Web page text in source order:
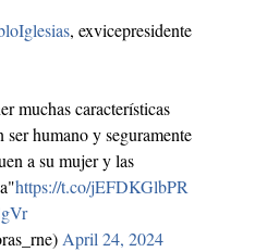
, exvicepresidente
muchas características
ser humano y seguramente
a su mujer y las
https://t.co/jEFDKGlbPR
April 24, 2024